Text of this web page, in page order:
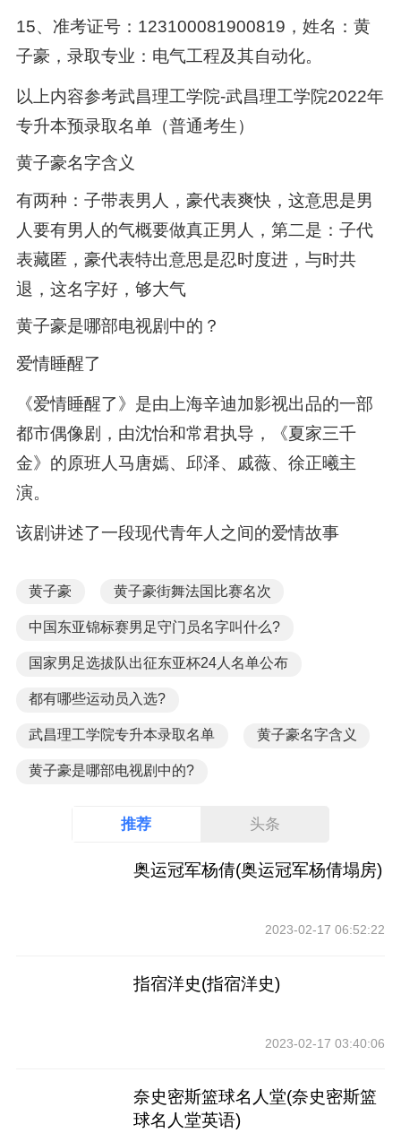
15、准考证号：123100081900819，姓名：黄
子豪，录取专业：电气工程及其自动化。
以上内容参考武昌理工学院-武昌理工学院2022年
专升本预录取名单（普通考生）
黄子豪名字含义
有两种：子带表男人，豪代表爽快，这意思是男
人要有男人的气概要做真正男人，第二是：子代
表藏匿，豪代表特出意思是忍时度进，与时共
退，这名字好，够大气
黄子豪是哪部电视剧中的？
爱情睡醒了
《爱情睡醒了》是由上海辛迪加影视出品的一部
都市偶像剧，由沈怡和常君执导，《夏家三千
金》的原班人马唐嫣、邱泽、戚薇、徐正曦主
演。
该剧讲述了一段现代青年人之间的爱情故事
黄子豪 黄子豪街舞法国比赛名次
中国东亚锦标赛男足守门员名字叫什么?
国家男足选拔队出征东亚杯24人名单公布
都有哪些运动员入选?
武昌理工学院专升本录取名单 黄子豪名字含义
黄子豪是哪部电视剧中的?
推荐 头条
奥运冠军杨倩(奥运冠军杨倩塌房)
2023-02-17 06:52:22
指宿洋史(指宿洋史)
2023-02-17 03:40:06
奈史密斯篮球名人堂(奈史密斯篮
球名人堂英语)